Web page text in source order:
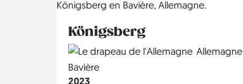
Königsberg
Country
Allemagne
Région
Bavière
Année